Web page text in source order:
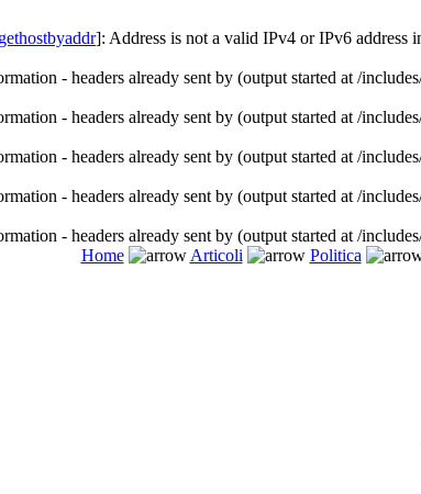
]: Address is not a valid IPv4 or IPv6 address
- headers already sent by (output started at /
- headers already sent by (output started at /
- headers already sent by (output started at /
- headers already sent by (output started at /
- headers already sent by (output started at /
Home
Articoli Politica